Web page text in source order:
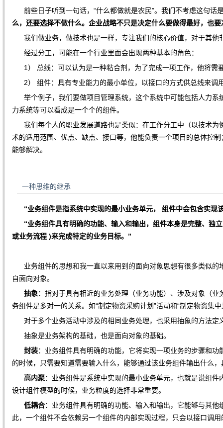
前些日子听到一句话，“什么都做就是农民”。我们不考虑这句话
么，还要选择不做什么。企业战略不只是决定什么要做得最好，也
我们做业务，做技术也是一样，专注我们的核心价值，对于其他
经过分工，可能在一个行业里面会出现两种基本的角色：
1） 总线：可以认为是一种粘合剂，为了完成一项工作，他将需
2） 组件：具有专业能力的最小单位，以接口的方式供总线来调
举个例子，我们要做项目管理系统，这个系统中可能包括人力系
力系统等可以看成是一个个的组件。
我们每个人的职业发展道路也是类似：在工作分工中（以技术为
术的适用范围、优点、缺点、接口等，他能负责一个项目的总体控
能够解决。
一种思维的继承
“业务组件是指系统中实现的最小业务单元，
组件中会包含实现
“业务组件具有明确的功能、输入和输出，组件本身是完整、独
或业务流程 )来完成特定的业务目标。”
业务组件的思想和我一直以来用到的面向对象思想有很多类似的
自面向对象。
抽象：指对于具有相近的业务处理（业务功能）、涉及对象（
务组件是多对一的关系。如“制定物资采购计划”活动和“制定物资集
对于多个业务活动中涉及的相同业务处理，也采用抽象的方法定
抽象是业务架构的基础，也是面向对象的基础。
封装：业务组件具有明确的功能，它将实现一项业务的步骤和
的时候，只需要知道需要输入什么，能够通过该业务组件输出什么
高内聚：业务组件是系统中实现的最小业务单元，也就是说组
设计组件模型的时候，业务粒度的选择非常重要。
低耦合：业务组件具有明确的功能、输入和输出，它能够与其
此，一个组件不会依赖另一个组件的内部实现过程，只会以接口调